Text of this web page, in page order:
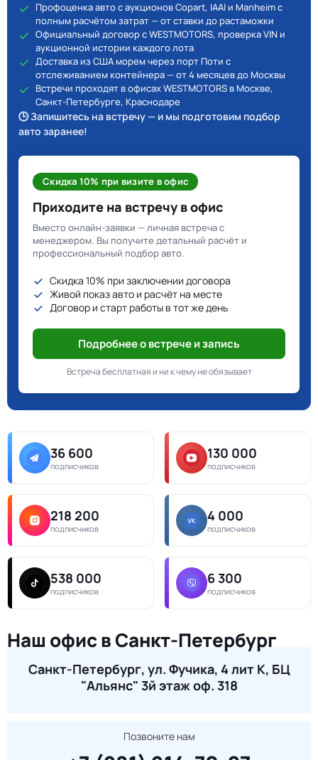
Профоценка авто с аукционов Copart, IAAI и Manheim с
полным расчётом затрат — от ставки до растаможки
Официальный договор с WESTMOTORS, проверка VIN и
аукционной истории каждого лота
Доставка из США морем через порт Поти с
отслеживанием контейнера — от 4 месяцев до Москвы
Встречи проходят в офисах WESTMOTORS в Москве,
Санкт-Петербурге, Краснодаре
🕒 Запишитесь на встречу — и мы подготовим подбор
авто заранее!
Скидка 10% при визите в офис
Приходите на встречу в офис
Вместо онлайн-заявки — личная встреча с
менеджером. Вы получите детальный расчёт и
профессиональный подбор авто.
Скидка 10% при заключении договора
Живой показ авто и расчёт на месте
Договор и старт работы в тот же день
Подробнее о встрече и запись
Встреча бесплатная и ни к чему не обязывает
36 600
подписчиков
130 000
подписчиков
218 200
подписчиков
4 000
подписчиков
538 000
подписчиков
6 300
подписчиков
Наш офис в Санкт-Петербург
Санкт-Петербург, ул. Фучика, 4 лит К, БЦ
"Альянс" 3й этаж оф. 318
Позвоните нам